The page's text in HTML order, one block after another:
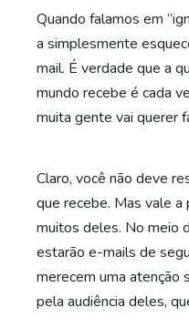
Quando falamos em
a simplesmente
mail. É verdade que a
mundo recebe é cada
muita gente vai querer
Claro, você não deve
que recebe. Mas vale a
muitos deles. No meio
estarão e-mails de
merecem uma atenção
pela audiência deles,